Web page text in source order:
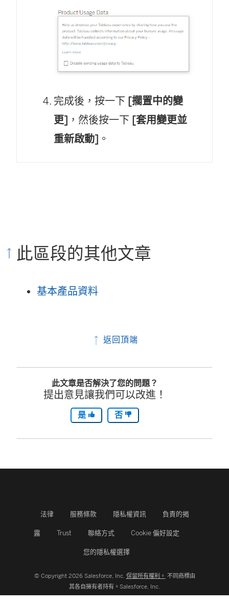
完成後，按一下 [擱置中的變
更] ，然後按一下 [套用變更並
重新啟動] 。
此區段的其他文章
基本產品資料
返回頂端
此文章是否解決了您的問題？
提出意見讓我們可以改進！
是 否
法律 服務條款 隱私權資訊 負責的揭
露 Trust 聯絡方式 Cookie 偏好設定
您的隱私權選擇
© Copyright 2026 Salesforce, Inc. 保留所有權利。 不同商標由
其各自擁有者持有。Salesforce, Inc.